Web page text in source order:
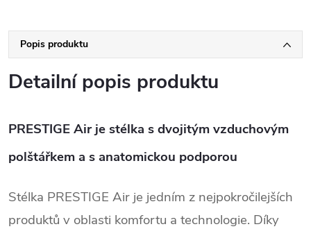
Popis produktu
Detailní popis produktu
PRESTIGE Air je stélka s dvojitým vzduchovým
polštářkem a s anatomickou podporou
Stélka PRESTIGE Air je jedním z nejpokročilejších
produktů v oblasti komfortu a technologie. Díky